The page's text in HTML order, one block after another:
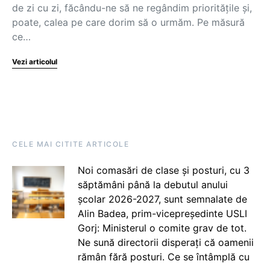
de zi cu zi, făcându-ne să ne regândim prioritățile și,
poate, calea pe care dorim să o urmăm. Pe măsură
ce…
Vezi articolul
CELE MAI CITITE ARTICOLE
Noi comasări de clase și posturi, cu 3
săptămâni până la debutul anului
școlar 2026-2027, sunt semnalate de
Alin Badea, prim-vicepreședinte USLI
Gorj: Ministerul o comite grav de tot.
Ne sună directorii disperați că oamenii
rămân fără posturi. Ce se întâmplă cu